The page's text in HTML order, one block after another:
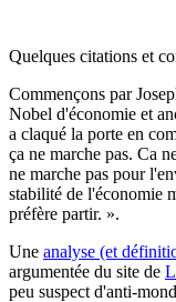
Quelques citations et
Commençons par
Nobel d'économie et
a claqué la porte en
ça ne marche pas. Ca
ne marche pas pour
stabilité de l'économie
préfère partir. ».
Une analyse (et
argumentée du site de
peu suspect d'anti-